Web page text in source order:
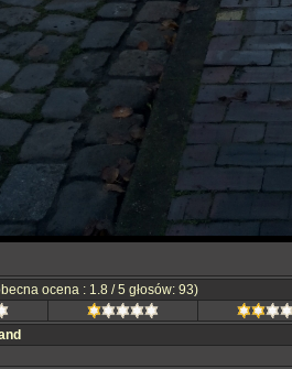
ocena : 1.8 / 5 głosów: 93)